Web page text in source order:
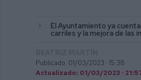
El Ayuntamiento ya
carriles y la mejora de las
Publicado: 01/03/2023 · 15:38
Actualizado: 01/03/2023 ·